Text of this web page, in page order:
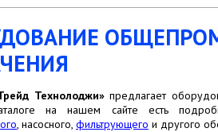
Технолоджи»предлагает
на нашем сайте есть
, насосного, фильтрующего и другого